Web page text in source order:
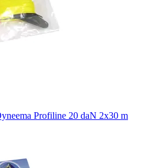
Profiline 20 daN 2x30 m